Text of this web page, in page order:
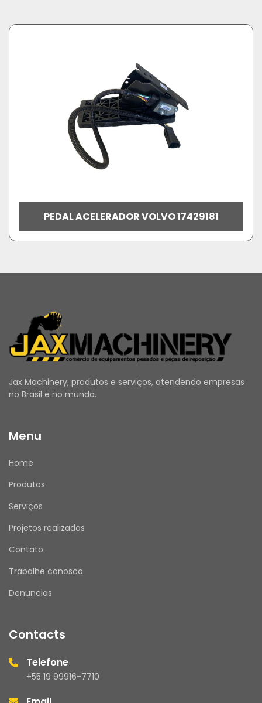
PEDAL ACELERADOR VOLVO 17429181
Jax Machinery, produtos e serviços, atendendo empresas
no Brasil e no mundo.
Menu
Home
Produtos
Serviços
Projetos realizados
Contato
Trabalhe conosco
Denuncias
Contacts
Telefone
+55 19 99916-7710